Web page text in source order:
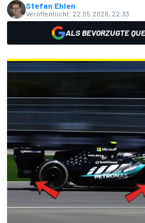
Stefan Ehlen
Veröffentlicht: 22.05.2026, 22:33
ALS BEVORZUGTE